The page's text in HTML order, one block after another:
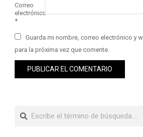
Correo
electrónico
*
Guarda mi nombre, correo electrónico y
para la próxima vez que comente.